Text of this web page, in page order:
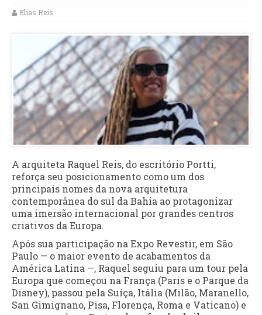
Elias Reis
A arquiteta Raquel Reis, do escritório Portti,
reforça seu posicionamento como um dos
principais nomes da nova arquitetura
contemporânea do sul da Bahia ao protagonizar
uma imersão internacional por grandes centros
criativos da Europa.
Após sua participação na Expo Revestir, em São
Paulo — o maior evento de acabamentos da
América Latina —, Raquel seguiu para um tour pela
Europa que começou na França (Paris e o Parque da
Disney), passou pela Suíça, Itália (Milão, Maranello,
San Gimignano, Pisa, Florença, Roma e Vaticano) e